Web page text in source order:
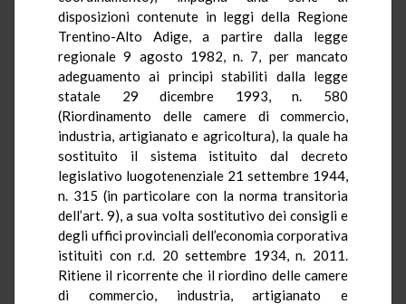
disposizioni contenute in leggi della Regione
Trentino-Alto Adige, a partire dalla legge
regionale 9 agosto 1982, n. 7, per mancato
adeguamento ai principi stabiliti dalla legge
statale 29 dicembre 1993, n. 580
(Riordinamento delle camere di commercio,
industria, artigianato e agricoltura), la quale ha
sostituito il sistema istituito dal decreto
legislativo luogotenenziale 21 settembre 1944,
n. 315 (in particolare con la norma transitoria
dell’art. 9), a sua volta sostitutivo dei consigli e
degli uffici provinciali dell’economia corporativa
istituiti con r.d. 20 settembre 1934, n. 2011.
Ritiene il ricorrente che il riordino delle camere
di commercio, industria, artigianato e